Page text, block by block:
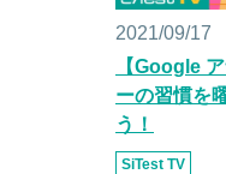
2021/09/17
【Google
ーの習慣を
う！
SiTest TV